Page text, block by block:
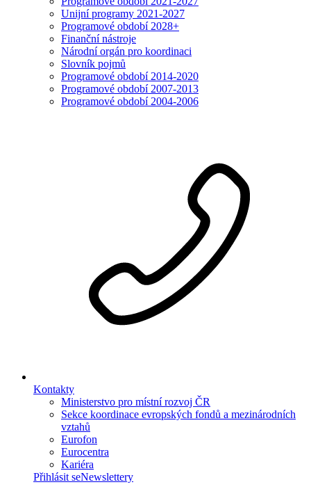
Unijní programy 2021-2027
Programové období 2028+
Finanční nástroje
Národní orgán pro koordinaci
Slovník pojmů
Programové období 2014-2020
Programové období 2007-2013
Programové období 2004-2006
Kontakty
Ministerstvo pro místní rozvoj ČR
Sekce koordinace evropských fondů a mezinárodních
vztahů
Eurofon
Eurocentra
Kariéra
Přihlásit seNewslettery